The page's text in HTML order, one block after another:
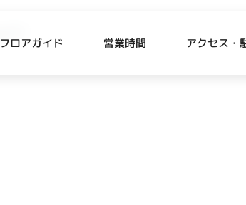
フロアガイド 営業時間 アクセス・